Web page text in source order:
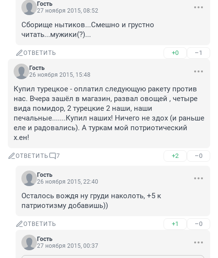
Гость
27 ноября 2015, 08:52
Сборище нытиков...Смешно и грустно
читать...мужики(?)...
ОТВЕТИТЬ +0 –1
Гость
26 ноября 2015, 15:48
Купил турецкое - оплатил следующую ракету против
нас. Вчера зашёл в магазин, развал овощей , четыре
вида помидор, 2 турецкие 2 наши, наши
печальные.......Купил наших! Ничего не здох (и раньше
еле и радовались). А туркам мой потриотический
х.ен!
ОТВЕТИТЬ 7 +2 –0
Гость
26 ноября 2015, 22:40
Осталось вождя ну груди наколоть, +5 к
патриотизму добавишь))
ОТВЕТИТЬ +1 –0
Гость
27 ноября 2015, 00:37